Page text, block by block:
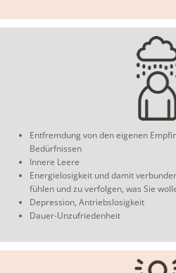
Entfremdung von den eigenen
Bedürfnissen
Innere Leere
Energielosigkeit und damit
fühlen und zu verfolgen, was Sie
Depression, Antriebslosigkeit
Dauer-Unzufriedenheit